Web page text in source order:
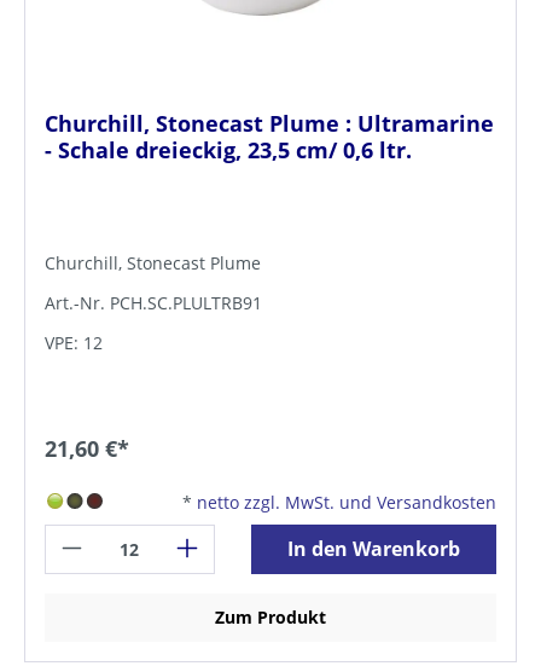
Churchill, Stonecast Plume : Ultramarine
- Schale dreieckig, 23,5 cm/ 0,6 ltr.
Churchill, Stonecast Plume
Art.-Nr. PCH.SC.PLULTRB91
VPE: 12
21,60 €*
* netto zzgl. MwSt. und Versandkosten
In den Warenkorb
Zum Produkt